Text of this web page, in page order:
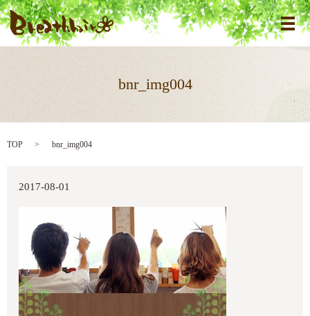
メ
bnr_img004
TOP bnr_img004
2017-08-01